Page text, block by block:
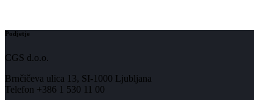
Podjetje
CGS d.o.o.
Brnčičeva ulica 13, SI-1000 Ljubljana
Telefon +386 1 530 11 00